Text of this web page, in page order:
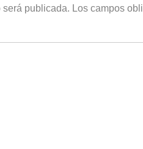
será publicada. Los campos